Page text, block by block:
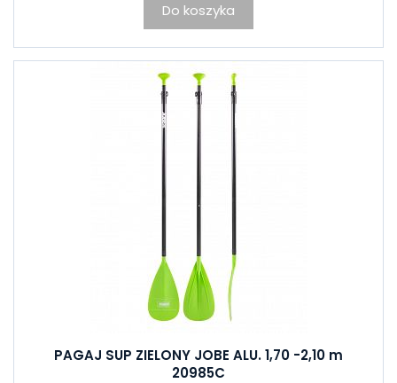
Do koszyka
PAGAJ SUP ZIELONY JOBE ALU. 1,70 -2,10 m
20985C